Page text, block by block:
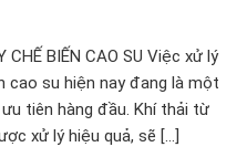
CHẾ BIẾN CAO SU Việc xử lý
cao su hiện nay đang là một
tiên hàng đầu. Khí thải từ
xử lý hiệu quả, sẽ […]